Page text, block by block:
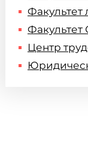
Факультет
Центр